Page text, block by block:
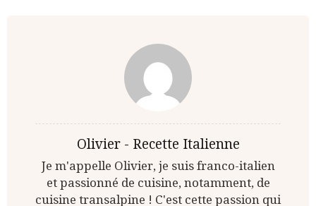
Olivier - Recette Italienne
Je m'appelle Olivier, je suis franco-italien
et passionné de cuisine, notamment, de
cuisine transalpine ! C'est cette passion qui